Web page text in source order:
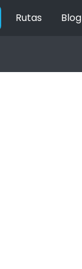
Rutas Blog